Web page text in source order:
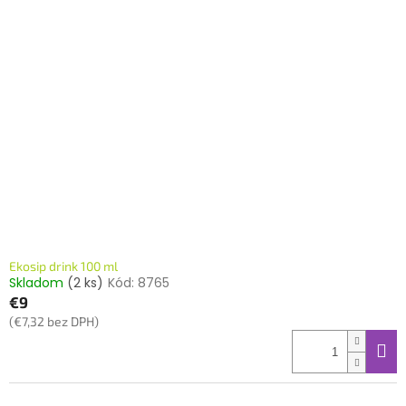
Ekosip drink 100 ml
Skladom (2 ks) Kód: 8765
€9
(€7,32 bez DPH)